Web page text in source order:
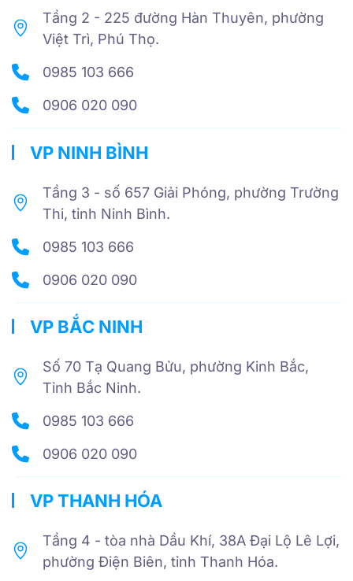
Tầng 2 - 225 đường Hàn Thuyên, phường
Việt Trì, Phú Thọ.
0985 103 666
0906 020 090
VP NINH BÌNH
Tầng 3 - số 657 Giải Phóng, phường Trường
Thi, tỉnh Ninh Bình.
0985 103 666
0906 020 090
VP BẮC NINH
Số 70 Tạ Quang Bửu, phường Kinh Bắc,
Tỉnh Bắc Ninh.
0985 103 666
0906 020 090
VP THANH HÓA
Tầng 4 - tòa nhà Dầu Khí, 38A Đại Lộ Lê Lợi,
phường Điện Biên, tỉnh Thanh Hóa.